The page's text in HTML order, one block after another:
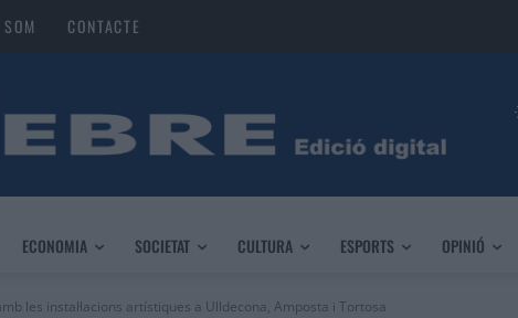
CONTACTE
ECONOMIA SOCIETAT CULTURA ESPORTS OPINIÓ
les instal·lacions artístiques a Ulldecona, Amposta i Tortosa